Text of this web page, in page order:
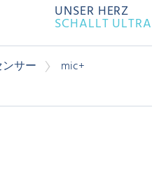
UNSER HERZ
SCHALLT ULTRA
サー
mic+